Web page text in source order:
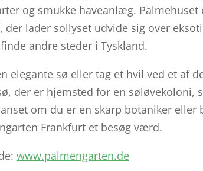
og smukke haveanlæg.
der lader sollyset udvide sig over
andre steder i Tyskland.
elegante sø eller tag et hvil ved et af
der er hjemsted for en søløvekoloni,
om du er en skarp botaniker eller
Frankfurt et besøg værd.
www.palmengarten.de